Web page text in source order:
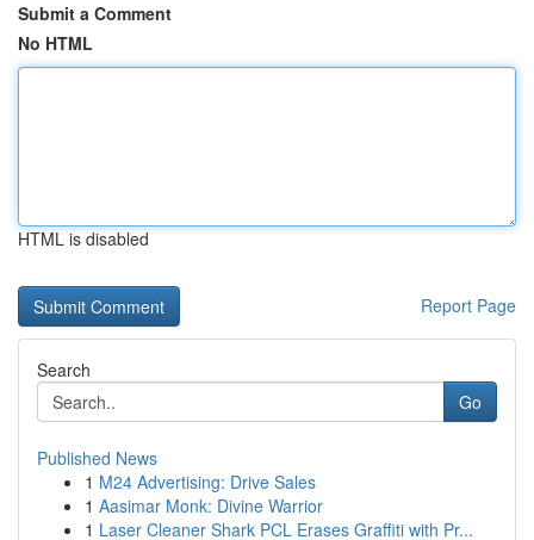
Submit a Comment
No HTML
HTML is disabled
Report Page
Search
Go
Published News
1 M24 Advertising: Drive Sales
1 Aasimar Monk: Divine Warrior
1 Laser Cleaner Shark PCL Erases Graffiti with Pr...